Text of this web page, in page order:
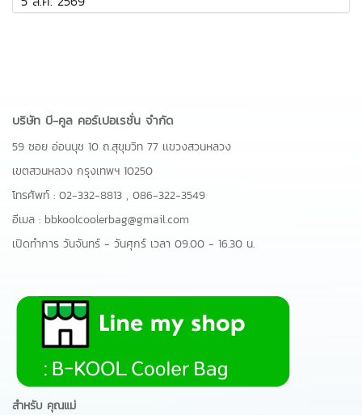
บริษัท บี-คูล คอร์เปอเรชั่น จำกัด
59 ซอย อ่อนนุช 10 ถ.สุขุมวิท 77 เเขวงสวนหลวง
เขตสวนหลวง กรุงเทพฯ 10250
โทรศัพท์ : 02-332-8813 , 086-322-3549
อีเมล : bbkoolcoolerbag@gmail.com
เปิดทำการ วันจันทร์ - วันศุกร์ เวลา 09.00 - 16.30 น.
สำหรับ คุณแม่